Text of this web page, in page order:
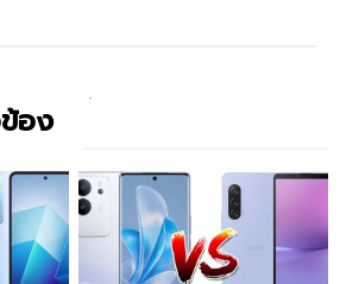
อง